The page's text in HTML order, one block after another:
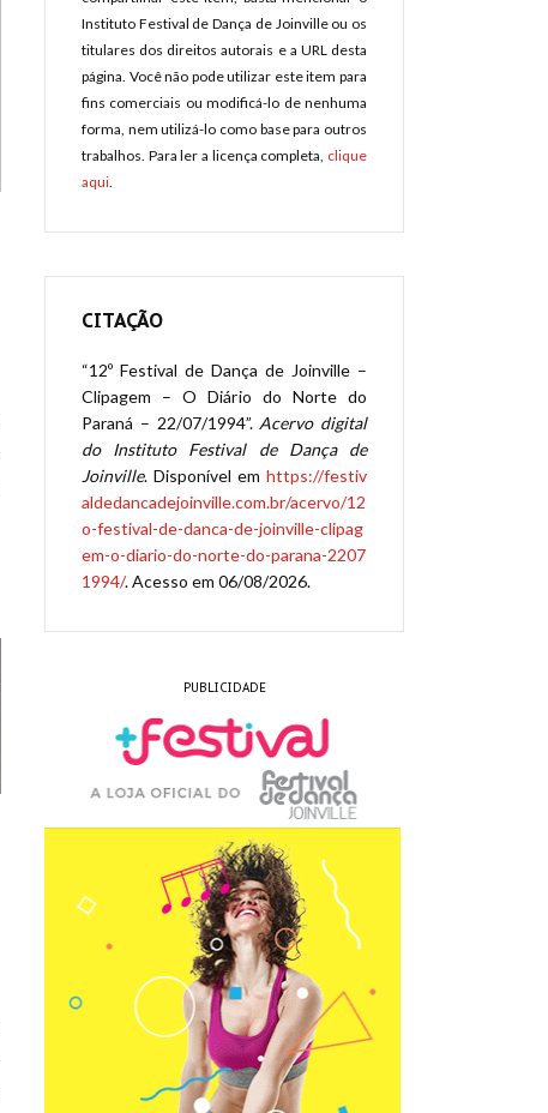
Instituto Festival de Dança de Joinville ou os
titulares dos direitos autorais e a URL desta
página. Você não pode utilizar este item para
fins comerciais ou modificá-lo de nenhuma
forma, nem utilizá-lo como base para outros
trabalhos. Para ler a licença completa, clique
aqui.
CITAÇÃO
“12º Festival de Dança de Joinville –
Clipagem – O Diário do Norte do
Paraná – 22/07/1994”. Acervo digital
do Instituto Festival de Dança de
Joinville. Disponível em https://festiv
aldedancadejoinville.com.br/acervo/12
o-festival-de-danca-de-joinville-clipag
em-o-diario-do-norte-do-parana-2207
1994/. Acesso em 06/08/2026.
PUBLICIDADE